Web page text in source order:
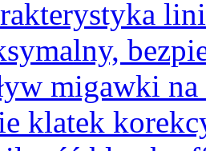
migawki na
klatek